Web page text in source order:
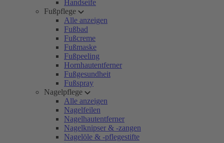
Handseife
Fußpflege
Alle anzeigen
Fußbad
Fußcreme
Fußmaske
Fußpeeling
Hornhautentferner
Fußgesundheit
Fußspray
Nagelpflege
Alle anzeigen
Nagelfeilen
Nagelhautentferner
Nagelknipser & -zangen
Nagelöle & -pflegestifte